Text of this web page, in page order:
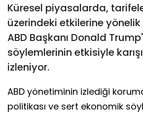
Küresel piyasalarda,
üzerindeki etkilerine
ABD Başkanı Donald
söylemlerinin etkisiyle
izleniyor.
ABD yönetiminin izlediği
politikası ve sert ekonomik